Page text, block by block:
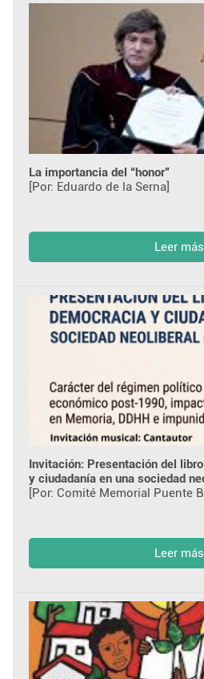
La importancia del “honor”
[Por: Eduardo de la Serna]
Leer más
Invitación: Presentación del
y ciudadanía en una sociedad
[Por: Comité Memorial Puente
Leer más